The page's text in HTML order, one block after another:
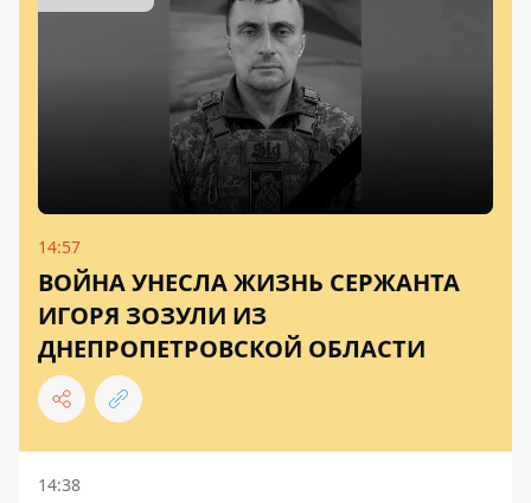
14:57
ВОЙНА УНЕСЛА ЖИЗНЬ СЕРЖАНТА
ИГОРЯ ЗОЗУЛИ ИЗ
ДНЕПРОПЕТРОВСКОЙ ОБЛАСТИ
14:38